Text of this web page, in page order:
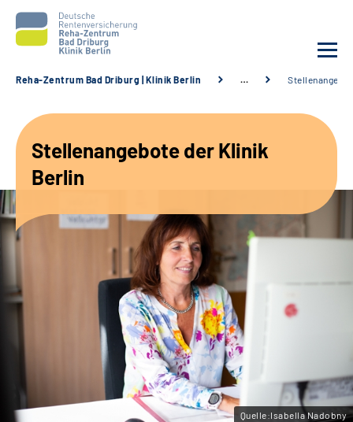
Unsere Angebote
Karriere
Leichte Sprache
Gebärdensprache
Reha-Zentrum Bad Driburg | Klinik Berlin …
Stellenangebote der Klinik
Berlin
Quelle:Isabella Nadobny